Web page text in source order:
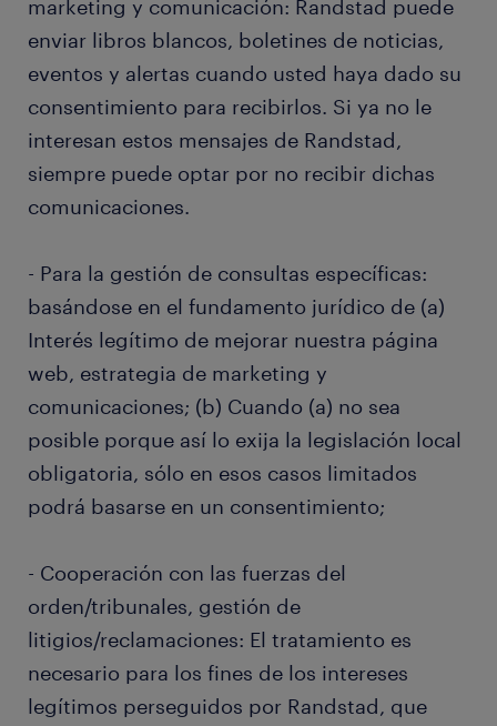
marketing y comunicación: Randstad puede
enviar libros blancos, boletines de noticias,
eventos y alertas cuando usted haya dado su
consentimiento para recibirlos. Si ya no le
interesan estos mensajes de Randstad,
siempre puede optar por no recibir dichas
comunicaciones.
- Para la gestión de consultas específicas:
basándose en el fundamento jurídico de (a)
Interés legítimo de mejorar nuestra página
web, estrategia de marketing y
comunicaciones; (b) Cuando (a) no sea
posible porque así lo exija la legislación local
obligatoria, sólo en esos casos limitados
podrá basarse en un consentimiento;
- Cooperación con las fuerzas del
orden/tribunales, gestión de
litigios/reclamaciones: El tratamiento es
necesario para los fines de los intereses
legítimos perseguidos por Randstad, que